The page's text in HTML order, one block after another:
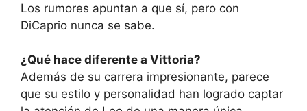
Los rumores apuntan a que sí, pero con
DiCaprio nunca se sabe.
¿Qué hace diferente a Vittoria?
Además de su carrera impresionante, parece
que su estilo y personalidad han logrado captar